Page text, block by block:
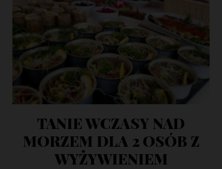
TANIE WCZASY NAD
MORZEM DLA 2 OSÓB Z
WYŻYWIENIEM